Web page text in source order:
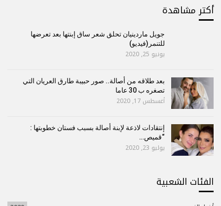
أكتر مشاهدة
جويل ماردينيان تحلق شعر ساق إبنتها بعد تعرضها
للتنمر(فيديو)
يونيو 25, 2020
بعد طلاقه من أصالة.. صور حبيبة طارق العريان التي
تصغره ب 30 عاما
أغسطس 17, 2020
إنتقادات لاذعة لإبنة أصالة بسبب فستان خطوبتها :
“قميص…
يوليو 23, 2020
الفئات الشعبية